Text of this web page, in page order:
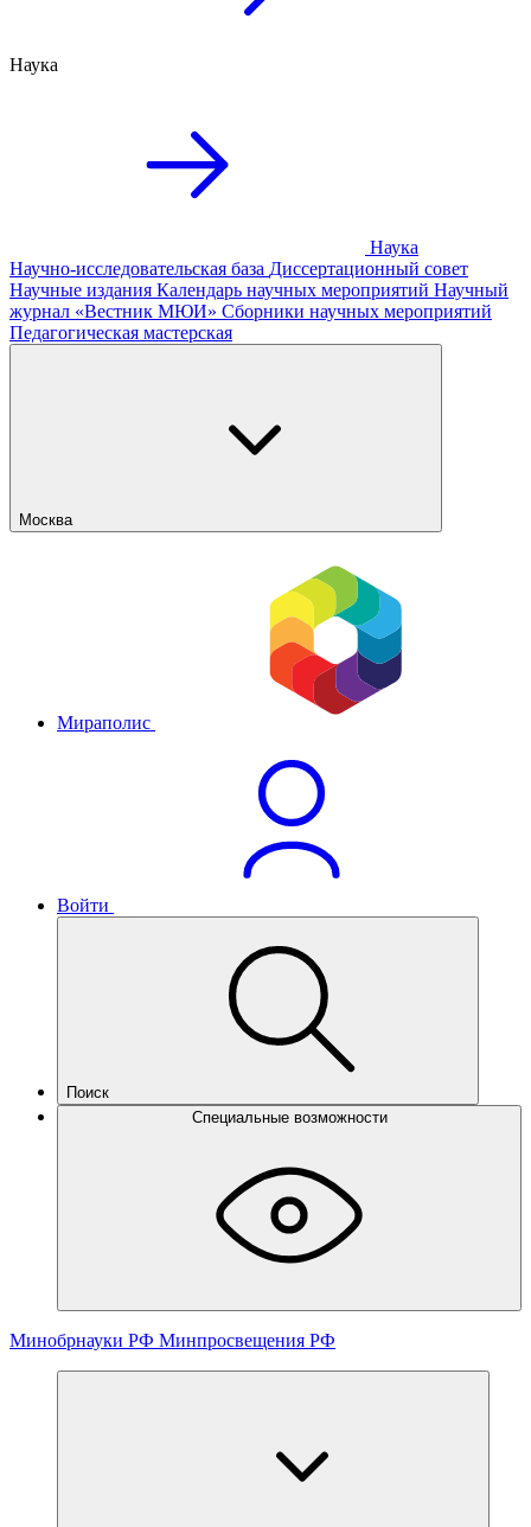
Наука
Наука
Научно-исследовательская база Диссертационный совет
Научные издания Календарь научных мероприятий Научный
журнал «Вестник МЮИ» Сборники научных мероприятий
Педагогическая мастерская
Москва
Мираполис
Войти
Поиск
Специальные возможности
Минобрнауки РФ Минпросвещения РФ